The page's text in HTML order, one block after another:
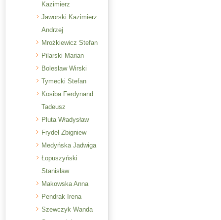
Kazimierz
Jaworski Kazimierz
Andrzej
Mrożkiewicz Stefan
Pilarski Marian
Bolesław Wirski
Tymecki Stefan
Kosiba Ferdynand
Tadeusz
Pluta Władysław
Frydel Zbigniew
Medyńska Jadwiga
Łopuszyński
Stanisław
Makowska Anna
Pendrak Irena
Szewczyk Wanda